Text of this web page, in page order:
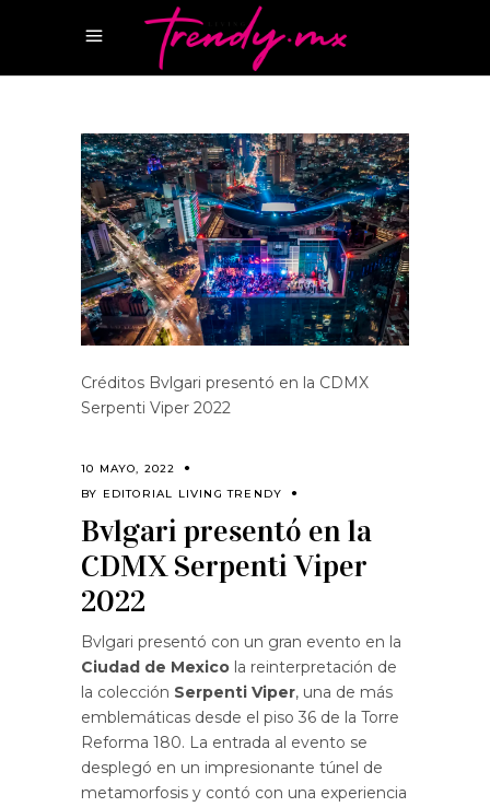
Créditos Bvlgari presentó en la CDMX
Serpenti Viper 2022
10 MAYO, 2022
BY EDITORIAL LIVING TRENDY
Bvlgari presentó en la
CDMX Serpenti Viper
2022
Bvlgari presentó con un gran evento en la
Ciudad de Mexico la reinterpretación de
la colección Serpenti Viper, una de más
emblemáticas desde el piso 36 de la Torre
Reforma 180. La entrada al evento se
desplegó en un impresionante túnel de
metamorfosis y contó con una experiencia